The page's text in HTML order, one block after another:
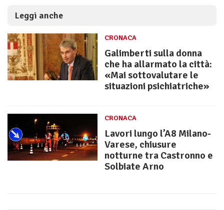
Leggi anche
CRONACA
Galimberti sulla donna
che ha allarmato la città:
«Mai sottovalutare le
situazioni psichiatriche»
CRONACA
Lavori lungo l’A8 Milano-
Varese, chiusure
notturne tra Castronno e
Solbiate Arno